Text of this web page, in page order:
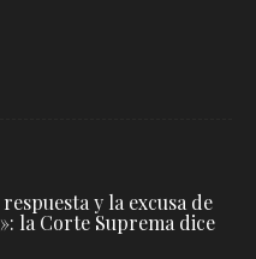
y la excusa de
la Corte Suprema dice